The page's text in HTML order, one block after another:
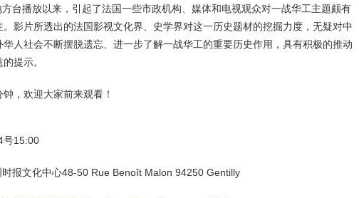
台播放以来，引起了法国一些市政机构、媒体和电视观众对一战华工主题颇有
。影片所透出的法国影视文化界、史学界对这一历史题材的挖掘力度，无疑对中
华人社会不断摆脱遗忘、进一步了解一战华工的重要历史作用，具有积极的推动
提示。
，欢迎大家前来观看！
号15:00
时报文化中心48-50 Rue Benoît Malon 94250 Gentilly